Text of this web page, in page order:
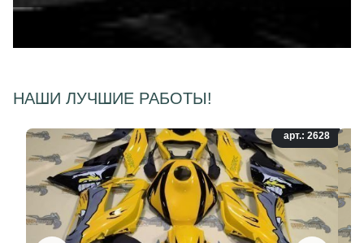
НАШИ ЛУЧШИЕ РАБОТЫ!
арт.: 2628